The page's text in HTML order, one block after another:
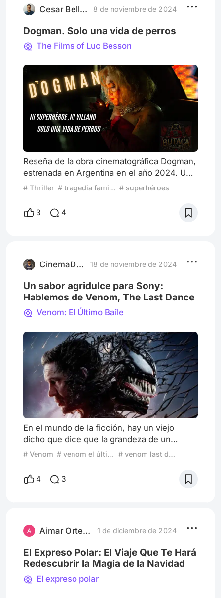
educativo, donde los pr
Cesar Bellatti 8 de noviembre de 2024
Dogman. Solo una vida de perros
The Films of Luc Besson
Reseña de la obra cinematográfica Dogman,
estrenada en Argentina en el año 2024. Una
película de 115 minutos. Se encuentra
disponible en la plataforma Amazon, dirigida
por Luc Besson, retornando al universo
cinematográfico. Siempre que vemos una
villanos, como Iron Man, Ant-Ma
# Thriller # tragedia familiar # superhéroes
3 4
CinemaDave 18 de noviembre de 2024
Un sabor agridulce para Sony:
Hablemos de Venom, The Last Dance
Venom: El Último Baile
En el mundo de la ficción, hay un viejo
dicho que dice que la grandeza de un
personaje se define en su ocaso, en aquel
circunstancias en su contra, el héroe logra
convertirse en un faro de esperanza que
parecen querer cerrar el ciclo de uno d
# Venom # venom el último baile # venom last dance
4 3
Aimar Ortega 1 de diciembre de 2024
El Expreso Polar: El Viaje Que Te Hará
Redescubrir la Magia de la Navidad
El expreso polar